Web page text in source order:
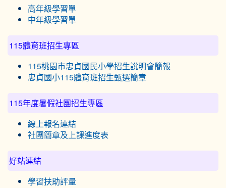
高年級學習單
中年級學習單
115體育班招生專區
115桃園市忠貞國民小學招生說明會簡報
忠貞國小115體育班招生甄選簡章
115年度暑假社團招生專區
線上報名連結
社團簡章及上課進度表
好站連結
學習扶助評量